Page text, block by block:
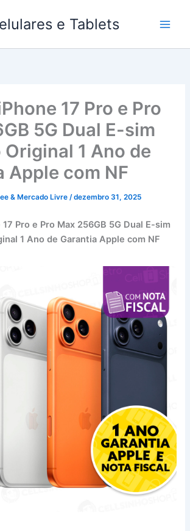
e Tablets
17 Pro e Pro
5G Dual E-sim
1 Ano de
Apple com NF
& Mercado Livre/dezembro 31, 2025
Pro e Pro Max 256GB 5G Dual E-sim
1 Ano de Garantia Apple com NF